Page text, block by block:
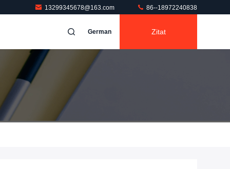
13299345678@163.com 86--18972240838
German Zitat